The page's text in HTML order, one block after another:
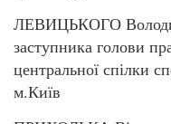
ЛЕВИЦЬКОГО
заступника голови
центральної спілки
м.Київ